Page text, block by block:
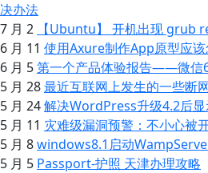
决办法
7 月 2
【Ubuntu】 开机出现 grub
6 月 11 使用Axure制作App原型应该
6 月 5第一个产品体验报告——微信
5 月 28最近互联网上发生的一些断
5 月 24解决WordPress升级4.2后
5 月 11 灾难级漏洞预警：不小心被
5 月 8windows8.1启动
5 月 5 Passport-护照 天津办理攻略